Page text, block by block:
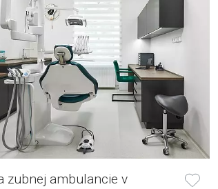
zubnej ambulancie v